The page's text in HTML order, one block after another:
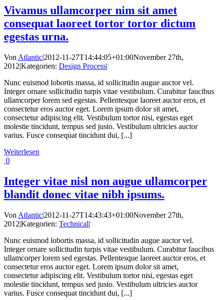
Vivamus ullamcorper nim sit amet
consequat laoreet tortor tortor dictum
egestas urna.
Von Atlantic|2012-11-27T14:44:05+01:00November 27th,
2012|Kategorien: Design Process|
Nunc euismod lobortis massa, id sollicitudin augue auctor vel.
Integer ornare sollicitudin turpis vitae vestibulum. Curabitur faucibus
ullamcorper lorem sed egestas. Pellentesque laoreet auctor eros, et
consectetur eros auctor eget. Lorem ipsum dolor sit amet,
consectetur adipiscing elit. Vestibulum tortor nisi, egestas eget
molestie tincidunt, tempus sed justo. Vestibulum ultricies auctor
varius. Fusce consequat tincidunt dui, [...]
Weiterlesen
0
Integer vitae nisl non augue ullamcorper
blandit donec vitae nibh ipsums.
Von Atlantic|2012-11-27T14:43:43+01:00November 27th,
2012|Kategorien: Technical|
Nunc euismod lobortis massa, id sollicitudin augue auctor vel.
Integer ornare sollicitudin turpis vitae vestibulum. Curabitur faucibus
ullamcorper lorem sed egestas. Pellentesque laoreet auctor eros, et
consectetur eros auctor eget. Lorem ipsum dolor sit amet,
consectetur adipiscing elit. Vestibulum tortor nisi, egestas eget
molestie tincidunt, tempus sed justo. Vestibulum ultricies auctor
varius. Fusce consequat tincidunt dui, [...]